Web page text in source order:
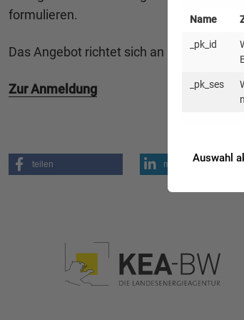
formulieren.
Das Angebot richtet sich an
Zur Anmeldung
teilen mitteilen
Name
_pk_id
_pk_ses
Auswahl